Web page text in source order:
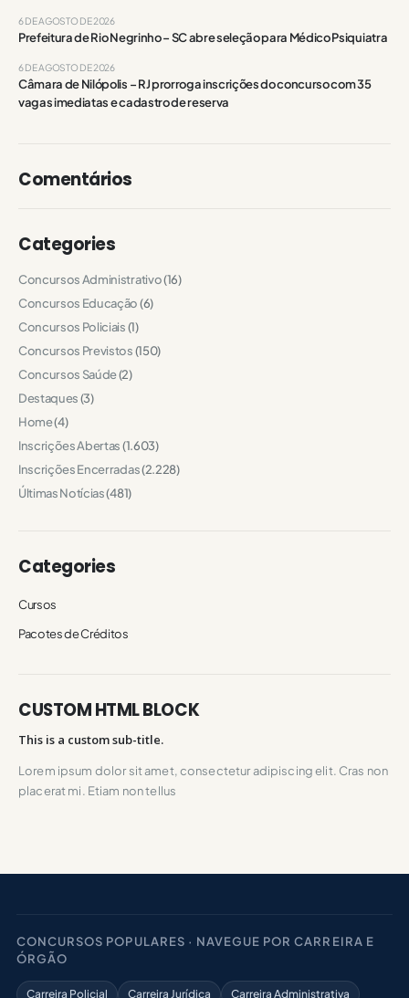
Prefeitura de Rio Negrinho – SC abre seleção para Médico Psiquiatra
6 DE AGOSTO DE 2026
Câmara de Nilópolis – RJ prorroga inscrições do concurso com 35
vagas imediatas e cadastro de reserva
6 DE AGOSTO DE 2026
Comentários
Categories
Concursos Administrativo(16)
Concursos Educação(6)
Concursos Policiais(1)
Concursos Previstos(150)
Concursos Saúde(2)
Destaques(3)
Home(4)
Inscrições Abertas(1.603)
Inscrições Encerradas(2.228)
Últimas Notícias(481)
Categories
Cursos
Pacotes de Créditos
CUSTOM HTML BLOCK
This is a custom sub-title.
Lorem ipsum dolor sit amet, consectetur adipiscing elit. Cras non
placerat mi. Etiam non tellus
CONCURSOS POPULARES · NAVEGUE POR CARREIRA E
ÓRGÃO
Carreira Policial Carreira Jurídica
Carreira Administrativa